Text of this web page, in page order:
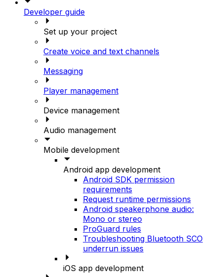
Developer guide
Set up your project
Create voice and text channels
Messaging
Player management
Device management
Audio management
Mobile development
Android app development
Android SDK permission
requirements
Request runtime permissions
Android speakerphone audio:
Mono or stereo
ProGuard rules
Troubleshooting Bluetooth SCO
underrun issues
iOS app development